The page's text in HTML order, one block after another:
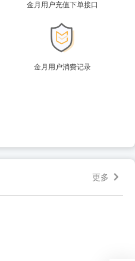
金月用户充值下单接口
金月用户消费记录
更多